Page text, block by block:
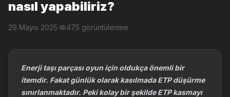
nasıl yapabiliriz?
29 Mayıs 2025· 475 görüntülenme
Enerji taşı parçası oyun için oldukça önemli bir
itemdir. Fakat günlük olarak kasılmada ETP düşürme
sınırlanmaktadır. Peki kolay bir şekilde ETP kasmayı